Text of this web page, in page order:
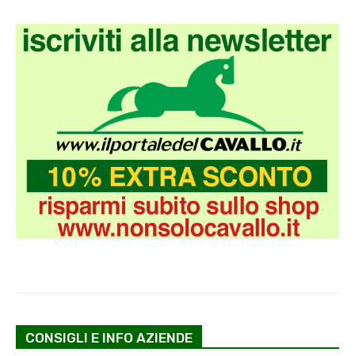
CONSIGLI E INFO AZIENDE